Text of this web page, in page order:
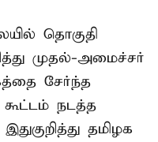
தொகுதி
முதல்-அமைச்சர்
சேர்ந்த
கூட்டம் நடத்த
தமிழக